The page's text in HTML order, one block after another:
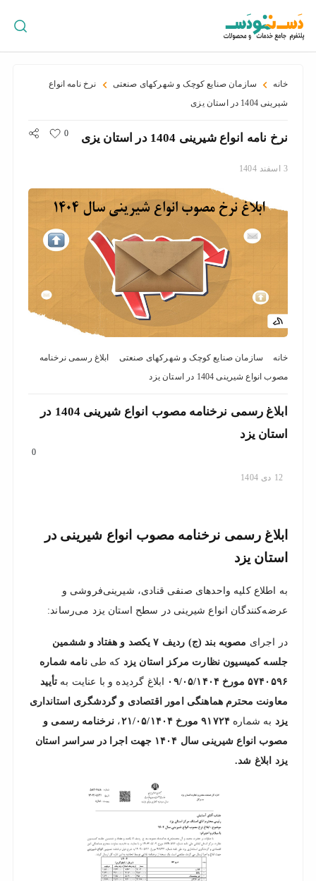
خانه سازمان صنایع کوچک و شهرکهای صنعتی
نرخ نامه انواع
شیرینی 1404 در استان یزی
نرخ نامه انواع شیرینی 1404 در استان یزی 0
3 اسفند 1404
خانه سازمان صنایع کوچک و شهرکهای صنعتی
ابلاغ رسمی نرخنامه
مصوب انواع شیرینی 1404 در استان یزد
ابلاغ رسمی نرخنامه مصوب انواع شیرینی 1404 در
استان یزد
0
12 دی 1404
ابلاغ رسمی نرخنامه مصوب انواع شیرینی در
استان یزد
به اطلاع کلیه واحدهای صنفی قنادی، شیرینی‌فروشی و
عرضه‌کنندگان انواع شیرینی در سطح استان یزد می‌رساند:
در اجرای
مصوبه بند (ج) ردیف ۷ یکصد و هفتاد و ششمین
جلسه کمیسیون نظارت مرکز استان یزد که طینامه شماره
۵۷۴۰۵۹۶ مورخ ۰۹/۰۵/۱۴۰۴
ابلاغ گردیده و با عنایت به تأیید
معاونت محترم هماهنگی امور اقتصادی و گردشگری استانداری
یزد به شماره ۹۱۷۲۴ مورخ ۲۱/۰۵/۱۴۰۴ ، نرخنامه رسمی و
مصوب انواع شیرینی سال ۱۴۰۴ جهت اجرا در سراسر استان
یزد ابلاغ شد.
ورود
پراکندگی
نزدیک